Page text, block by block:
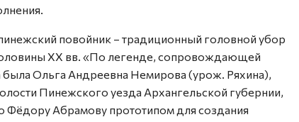
повойник – традиционный головной убор
ХХ вв. «По легенде, сопровождающей
Ольга Андреевна Немирова (урож. Ряхина),
Пинежского уезда Архангельской губернии,
Фёдору Абрамову прототипом для создания